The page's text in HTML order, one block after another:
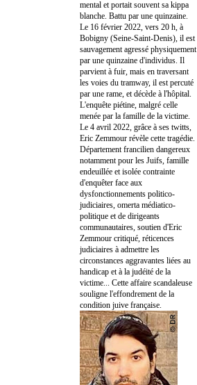
mental et portait souvent sa kippa
blanche. Battu par une quinzaine.
Le 16 février 2022, vers 20 h, à
Bobigny (Seine-Saint-Denis), il est
sauvagement agressé physiquement
par une quinzaine d'individus. Il
parvient à fuir, mais en traversant
les voies du tramway, il est percuté
par une rame, et décède à l'hôpital.
L'enquête piétine, malgré celle
menée par la famille de la victime.
Le 4 avril 2022, grâce à ses twitts,
Eric Zemmour révèle cette tragédie.
Département francilien dangereux
notamment pour les Juifs, famille
endeuillée et isolée contrainte
d'enquêter face aux
dysfonctionnements politico-
judiciaires, omerta médiatico-
politique et de dirigeants
communautaires, soutien d'Eric
Zemmour critiqué, réticences
judiciaires à admettre les
circonstances aggravantes liées au
handicap et à la judéité de la
victime... Cette affaire scandaleuse
souligne l'effondrement de la
condition juive française.